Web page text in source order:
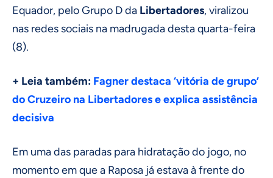
Equador, pelo Grupo D da Libertadores, viralizou
nas redes sociais na madrugada desta quarta-feira
(8).
+ Leia também: Fagner destaca ‘vitória de grupo’
do Cruzeiro na Libertadores e explica assistência
decisiva
Em uma das paradas para hidratação do jogo, no
momento em que a Raposa já estava à frente do